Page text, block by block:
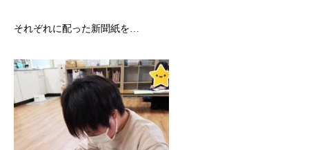
それぞれに配った新聞紙を…